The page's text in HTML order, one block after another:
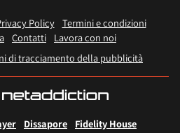
Policy
Termini e condizioni
Contatti
Lavora con noi
di tracciamento della pubblicità
Dissapore
Fidelity House